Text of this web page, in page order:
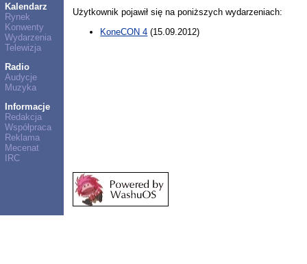
Kalendarz
Rynek
Konwenty
Wydarzenia
Telewizja
Radio
Audycje
Muzyka
Informacje
Redakcja
Współpraca
Reklama
Mecenat
IRC
Użytkownik pojawił się na poniższych wydarzeniach:
KoneCON 4 (15.09.2012)